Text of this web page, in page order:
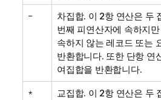
-
차집합. 이 2항 연산은 두
번째 피연산자에 속하지
속하지 않는 레코드 또는
반환합니다. 또한 단항 연
여집합을 반환합니다.
*
교집합. 이 2항 연산은 두